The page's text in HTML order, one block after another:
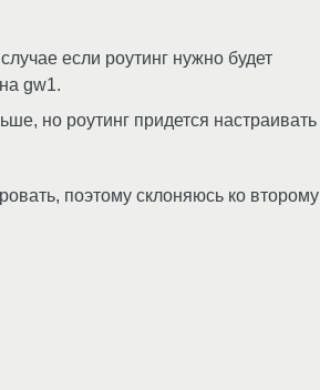
если роутинг нужно будет
gw1.
но роутинг придется настраивать
поэтому склоняюсь ко второму